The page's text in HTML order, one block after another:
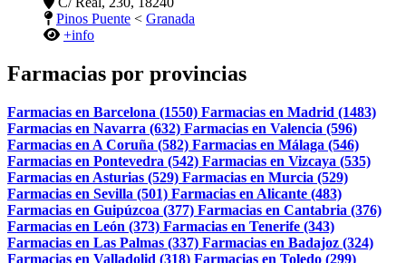
Pinos Puente < Granada
+info
Farmacias por provincias
Farmacias en Barcelona (1550) Farmacias en Madrid (1483)
Farmacias en Navarra (632) Farmacias en Valencia (596)
Farmacias en A Coruña (582) Farmacias en Málaga (546)
Farmacias en Pontevedra (542) Farmacias en Vizcaya (535)
Farmacias en Asturias (529) Farmacias en Murcia (529)
Farmacias en Sevilla (501) Farmacias en Alicante (483)
Farmacias en Guipúzcoa (377) Farmacias en Cantabria (376)
Farmacias en León (373) Farmacias en Tenerife (343)
Farmacias en Las Palmas (337) Farmacias en Badajoz (324)
Farmacias en Valladolid (318) Farmacias en Toledo (299)